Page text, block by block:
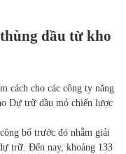
dầu từ kho
cách cho các công ty năng
Dự trữ dầu mỏ chiến lược
bố trước đó nhằm giải
trữ. Đến nay, khoảng 133